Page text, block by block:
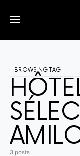
BROWSING TAG
3 posts